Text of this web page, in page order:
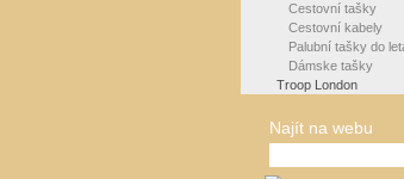
Cestovní tašky
Cestovní kabely
Palubní tašky do
Dámske tašky
Troop London
Najít na webu